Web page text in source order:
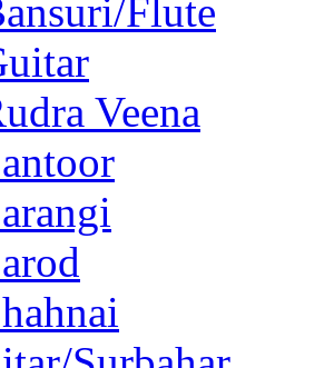
Flute
Veena